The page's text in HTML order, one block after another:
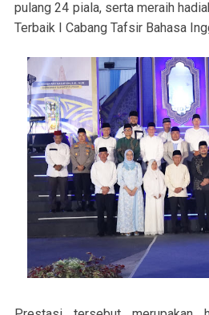
pulang 24 piala, serta meraih
Terbaik I Cabang Tafsir Bahasa